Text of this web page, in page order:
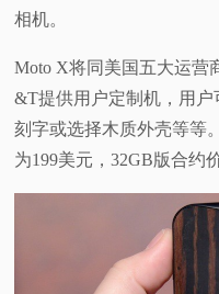
相机。
Moto X将同美国五大运营
&T提供用户定制机，用
刻字或选择木质外壳等等
为199美元，32GB版合约